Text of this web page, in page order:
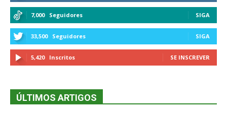
7,000 Seguidores SIGA
33,500 Seguidores SIGA
5,420 Inscritos SE INSCREVER
ÚLTIMOS ARTIGOS